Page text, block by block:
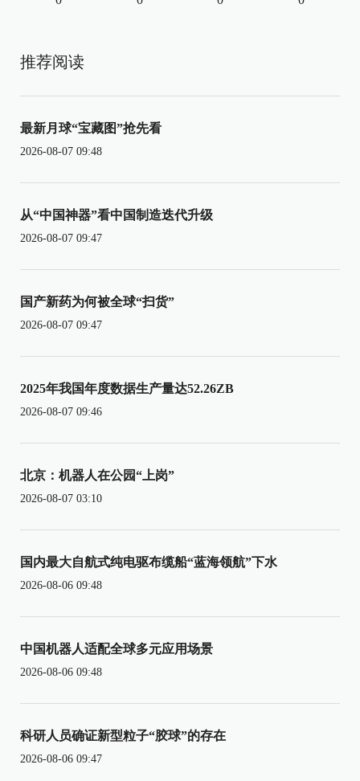
推荐阅读
最新月球“宝藏图”抢先看
2026-08-07 09:48
从“中国神器”看中国制造迭代升级
2026-08-07 09:47
国产新药为何被全球“扫货”
2026-08-07 09:47
2025年我国年度数据生产量达52.26ZB
2026-08-07 09:46
北京：机器人在公园“上岗”
2026-08-07 03:10
国内最大自航式纯电驱布缆船“蓝海领航”下水
2026-08-06 09:48
中国机器人适配全球多元应用场景
2026-08-06 09:48
科研人员确证新型粒子“胶球”的存在
2026-08-06 09:47